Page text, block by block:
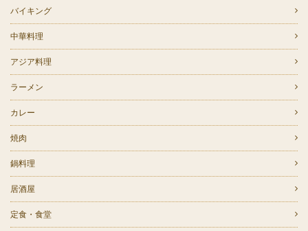
バイキング
中華料理
アジア料理
ラーメン
カレー
焼肉
鍋料理
居酒屋
定食・食堂